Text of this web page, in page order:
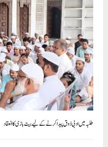
طلبہ میں ادبی ذوق پیدا کرنے کے لیے بیت بازی کا انعقاد